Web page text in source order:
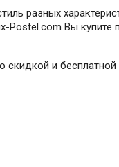
разных
Вы купите
скидкой и